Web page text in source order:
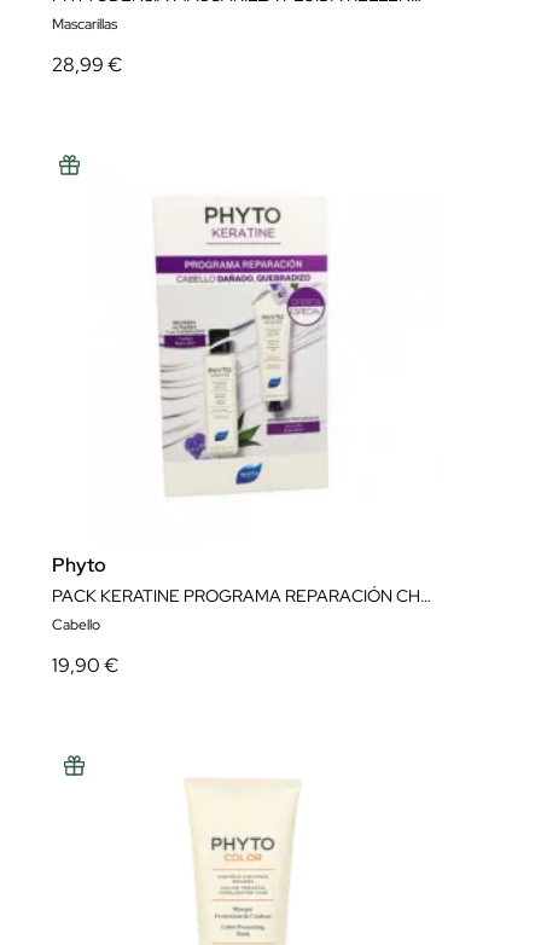
Mascarillas
28,99 €
Phyto
PACK KERATINE PROGRAMA REPARACIÓN CHAMPÚ + MACARILLA
Cabello
19,90 €